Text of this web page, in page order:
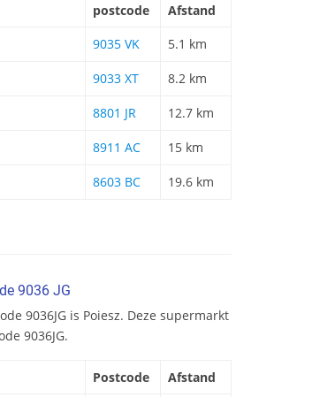
postcode
Afstand
9035 VK 5.1 km
9033 XT 8.2 km
8801 JR 12.7 km
8911 AC 15 km
8603 BC 19.6 km
9036 JG
9036JG is Poiesz. Deze supermarkt
9036JG.
Postcode
Afstand